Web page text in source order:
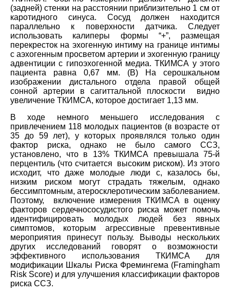
(задней) стенки на расстоянии приблизительно 1 см от
каротидного синуса. Сосуд должен находится
параллельно к поверхности датчика. Следует
использовать калиперы формы “+”, размещая
перекресток на эхогенную интиму на границе интимы
с аэхогенным просветом артерии и эхогенную границу
адвентиции с гипоэхогенной медиа. ТКИМСА у этого
пациента равна 0,67 мм. (В) На серошкальном
изображении дистального отдела правой общей
сонной артерии в сагиттальной плоскости видно
увеличение ТКИМСА, которое достигает 1,13 мм.
В ходе немного меньшего исследования с
привлечением 118 молодых пациентов (в возрасте от
35 до 59 лет), у которых проявлялся только один
фактор риска, однако не было самого ССЗ,
установлено, что в 13% ТКИМСА превышала 75-й
перцентиль (что считается высоким риском). Из этого
исходит, что даже молодые люди с, казалось бы,
низким риском могут страдать тяжелым, однако
бессимптомным, атеросклеротическим заболеванием.
Поэтому, включение измерения ТКИМСА в оценку
факторов сердечнососудистого риска может помочь
идентифицировать молодых людей без явных
симптомов, которым агрессивные превентивные
мероприятия принесут пользу. Выводы нескольких
других исследований говорят о возможности
эффективного использования ТКИМСА для
модификации Шкалы Риска Фремингема (Framingham
Risk Score) и для улучшения классификации факторов
риска ССЗ.